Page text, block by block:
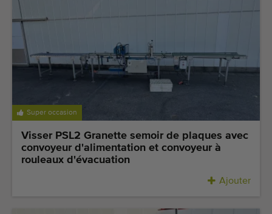
Super occasion
Visser PSL2 Granette semoir de plaques avec
convoyeur d'alimentation et convoyeur à
rouleaux d'évacuation
Ajouter